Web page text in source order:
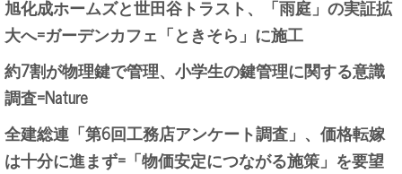
旭化成ホームズと世田谷トラスト、「雨庭」の実証拡
大へ=ガーデンカフェ「ときそら」に施工
約7割が物理鍵で管理、小学生の鍵管理に関する意識
調査=Nature
全建総連「第6回工務店アンケート調査」、価格転嫁
は十分に進まず=「物価安定につながる施策」を要望